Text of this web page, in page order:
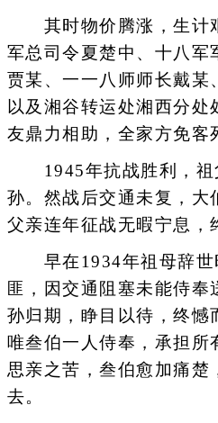
其时物价腾涨，生计
军总司令夏楚中、十八军
贾某、一一八师师长戴某
以及湘谷转运处湘西分
友鼎力相助，全家方免客
1945年抗战胜利，祖
孙。然战后交通未复，大
父亲连年征战无暇宁息，
早在1934年祖母辞世
匪，因交通阻塞未能侍
孙归期，睁目以待，终憾
唯叁伯一人侍奉，承担所
思亲之苦，叁伯愈加痛楚
去。